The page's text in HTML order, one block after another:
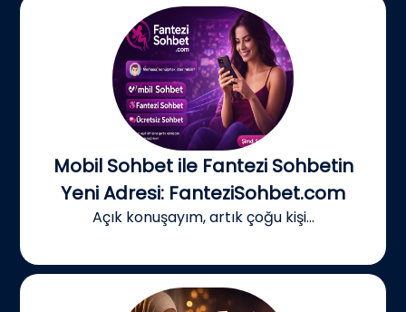
Mobil Sohbet ile Fantezi Sohbetin
Yeni Adresi: FanteziSohbet.com
Açık konuşayım, artık çoğu kişi...